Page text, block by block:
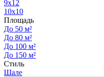
9x12
10x10
Площадь
До 50 м²
До 80 м²
До 100 м²
До 150 м²
Стиль
Шале